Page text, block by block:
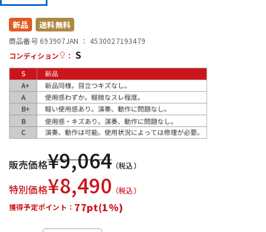
配信/ライブ機器
中古 ヴィンテージ
新品 送料無料
商品番号 693907JAN ： 4530027193479
コンディション
： S
販売価格¥9,064 （税込）
特別価格¥8,490 （税込）
獲得予定ポイント： 77pt(1%)